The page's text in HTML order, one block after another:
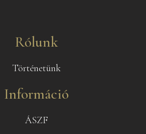
Rólunk
Történetünk
Információ
ÁSZF